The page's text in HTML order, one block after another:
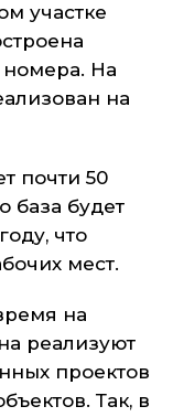
участке
номера. На
на
почти 50
база будет
что
мест.
на
реализуют
проектов
Так, в